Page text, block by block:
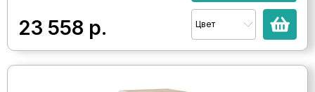
23 558 р. Цвет